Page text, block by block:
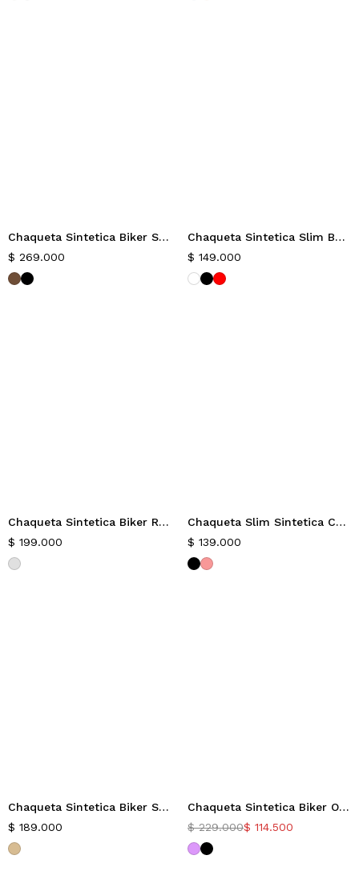
Nuevo
Chaqueta Sintetica Biker Slim Diux
$ 269.000
Nuevo
Chaqueta Sintetica Slim Bean
$ 149.000
Nuevo
Chaqueta Sintetica Biker Root
$ 199.000
Chaqueta Slim Sintetica Cellosint
$ 139.000
Chaqueta Sintetica Biker Selene
$ 189.000
-50%
Chaqueta Sintetica Biker Oversize Oasis
$229.000$ 114.500